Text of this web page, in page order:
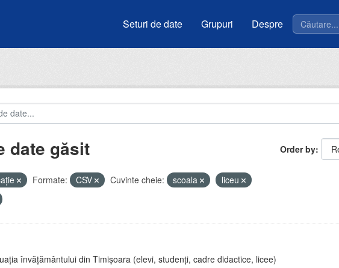
Seturi de date Grupuri Despre
Order by
date găsit
Formate: CSV Cuvinte cheie: scoala
liceu
învățământului din Timișoara (elevi, studenți, cadre didactice, licee)